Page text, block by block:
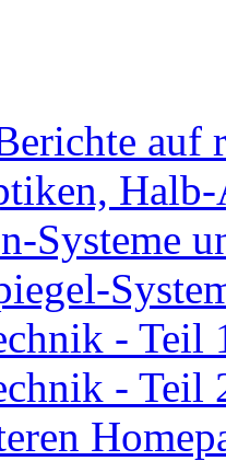
auf
Halb-
Systeme
- Teil
- Teil